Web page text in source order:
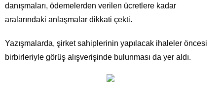
danışmaları, ödemelerden verilen ücretlere kadar
aralarındaki anlaşmalar dikkati çekti.
Yazışmalarda, şirket sahiplerinin yapılacak ihaleler öncesi
birbirleriyle görüş alışverişinde bulunması da yer aldı.